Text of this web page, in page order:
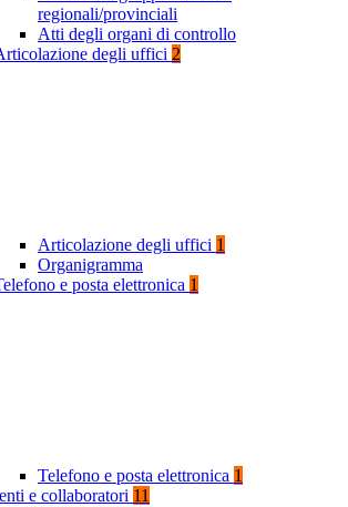
regionali/provinciali
Atti degli organi di controllo
degli uffici 2
Articolazione degli uffici 1
Organigramma
e posta elettronica 1
Telefono e posta elettronica 1
e collaboratori 11